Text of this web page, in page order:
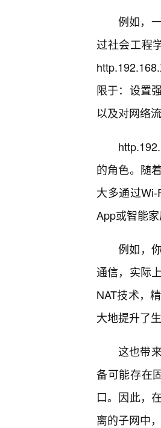
例如，
过社会工程
限于：设置
以及对网络
的角色。随
大多通过
App或智能
例如，
通信，实际
NAT技术，
大地提升了
这也带
备可能存在
口。因此，
离的子网中